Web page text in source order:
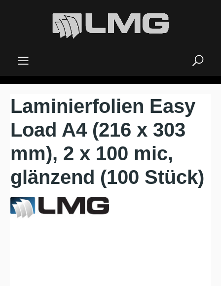
Laminierfolien Easy
Load A4 (216 x 303
mm), 2 x 100 mic,
glänzend (100 Stück)